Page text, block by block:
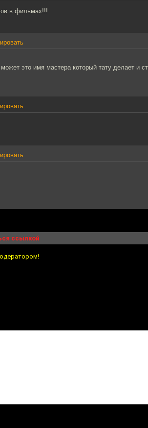
в фильмах!!!
это имя мастера который тату делает и
ссылкой